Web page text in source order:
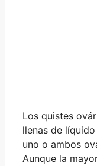
Los quistes
llenas de
uno o ambos
Aunque la